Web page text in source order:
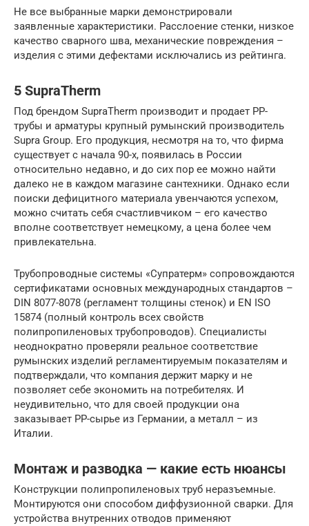
Не все выбранные марки демонстрировали
заявленные характеристики. Расслоение стенки, низкое
качество сварного шва, механические повреждения –
изделия с этими дефектами исключались из рейтинга.
5 SupraTherm
Под брендом SupraTherm производит и продает PP-
трубы и арматуры крупный румынский производитель
Supra Group. Его продукция, несмотря на то, что фирма
существует с начала 90-х, появилась в России
относительно недавно, и до сих пор ее можно найти
далеко не в каждом магазине сантехники. Однако если
поиски дефицитного материала увенчаются успехом,
можно считать себя счастливчиком – его качество
вполне соответствует немецкому, а цена более чем
привлекательна.
Трубопроводные системы «Супратерм» сопровождаются
сертификатами основных международных стандартов –
DIN 8077-8078 (регламент толщины стенок) и EN ISO
15874 (полный контроль всех свойств
полипропиленовых трубопроводов). Специалисты
неоднократно проверяли реальное соответствие
румынских изделий регламентируемым показателям и
подтверждали, что компания держит марку и не
позволяет себе экономить на потребителях. И
неудивительно, что для своей продукции она
заказывает PP-сырье из Германии, а металл – из
Италии.
Монтаж и разводка — какие есть нюансы
Конструкции полипропиленовых труб неразъемные.
Монтируются они способом диффузионной сварки. Для
устройства внутренних отводов применяют